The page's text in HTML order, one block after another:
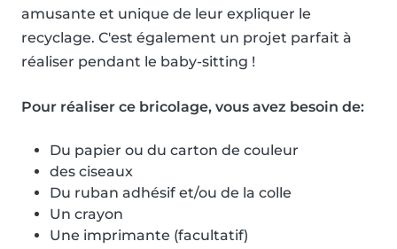
amusante et unique de leur expliquer le
recyclage. C'est également un projet parfait à
réaliser pendant le baby-sitting !
Pour réaliser ce bricolage, vous avez besoin de:
Du papier ou du carton de couleur
des ciseaux
Du ruban adhésif et/ou de la colle
Un crayon
Une imprimante (facultatif)